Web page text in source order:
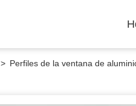
> Perfiles de la ventana de